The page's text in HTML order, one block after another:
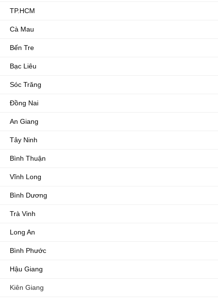
TP.HCM
Cà Mau
Bến Tre
Bạc Liêu
Sóc Trăng
Đồng Nai
An Giang
Tây Ninh
Bình Thuận
Vĩnh Long
Bình Dương
Trà Vinh
Long An
Bình Phước
Hậu Giang
Kiên Giang